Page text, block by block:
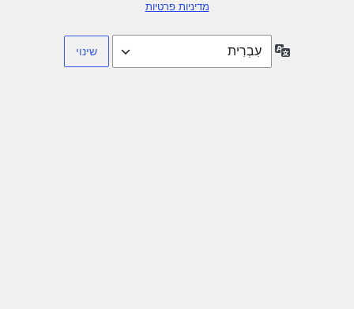
מדיניות פרטיות
שפה